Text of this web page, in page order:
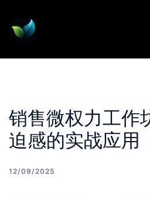
content
销售微权力工作
迫感的实战应用
12/09/2025